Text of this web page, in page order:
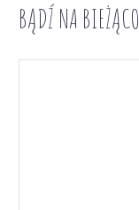
BĄDŹ NA BIEŻĄCO